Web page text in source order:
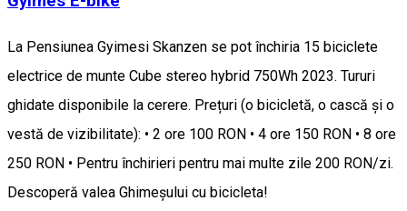
La Pensiunea Gyimesi Skanzen se pot închiria 15 biciclete
electrice de munte Cube stereo hybrid 750Wh 2023. Tururi
ghidate disponibile la cerere. Prețuri (o bicicletă, o cască și o
vestă de vizibilitate): • 2 ore 100 RON • 4 ore 150 RON • 8 ore
250 RON • Pentru închirieri pentru mai multe zile 200 RON/zi.
Descoperă valea Ghimeșului cu bicicleta!